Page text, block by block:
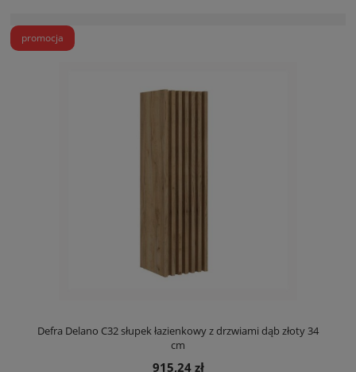
Defra Delano C32 słupek łazienkowy z drzwiami dąb złoty 34
cm
915,24 zł
promocja